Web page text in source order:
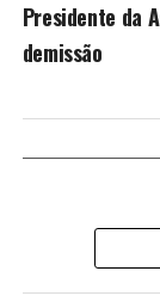
Presidente da
demissão